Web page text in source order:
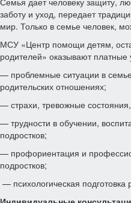
заботу и уход, передает
мир. Только в семье человек,
МСУ «Центр помощи детям,
родителей» оказывают
— проблемные ситуации в
родительских отношениях;
— страхи, тревожные
— трудности в обучении,
подростков;
— профориентация и
подростков;
— психологическая подготовка